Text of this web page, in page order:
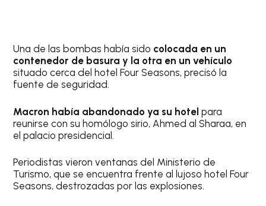
Una de las bombas había sido colocada en un
contenedor de basura y la otra en un vehículo
situado cerca del hotel Four Seasons, precisó la
fuente de seguridad.
Macron había abandonado ya su hotel para
reunirse con su homólogo sirio, Ahmed al Sharaa, en
el palacio presidencial.
Periodistas vieron ventanas del Ministerio de
Turismo, que se encuentra frente al lujoso hotel Four
Seasons, destrozadas por las explosiones.